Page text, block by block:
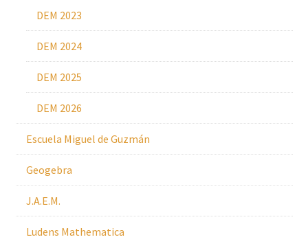
DEM 2023
DEM 2024
DEM 2025
DEM 2026
Escuela Miguel de Guzmán
Geogebra
J.A.E.M.
Ludens Mathematica